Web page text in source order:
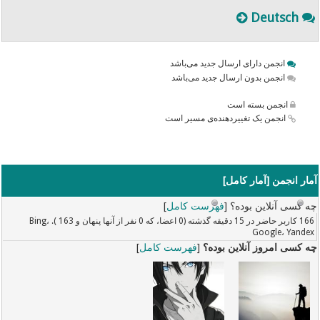
Deutsch
انجمن دارای ارسال جدید می‌باشد
انجمن بدون ارسال جدید می‌باشد
انجمن بسته است
انجمن یک تغییردهنده‌ی مسیر است
آمار انجمن [ آمار کامل]
چه کسی آنلاین بوده؟ [فهرست کامل]
166 کاربر حاضر در 15 دقیقه گذشته (0 اعضا، که 0 نفر از آنها پنهان و 163 ). Bing،
Google، Yandex
چه کسی امروز آنلاین بوده؟ [فهرست کامل]